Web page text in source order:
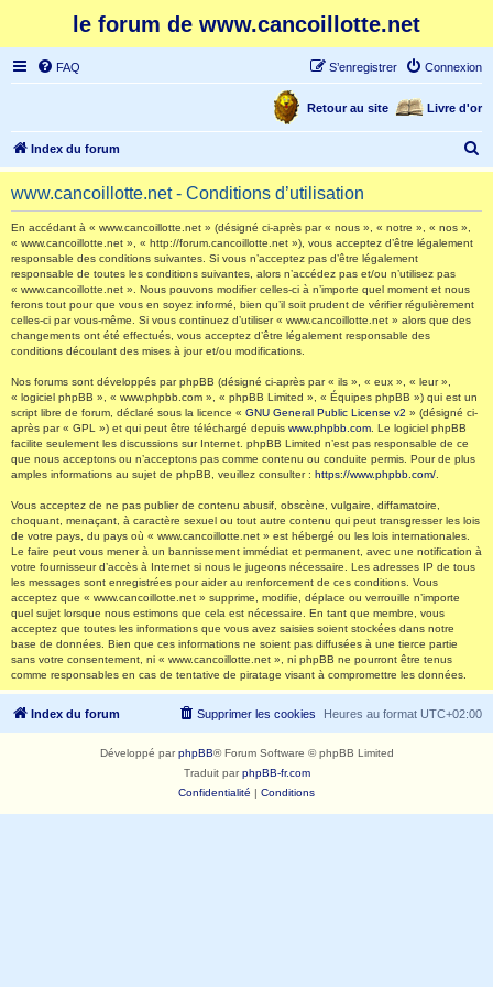
le forum de www.cancoillotte.net
FAQ Connexion
S’enregistrer
Livre d'or
Retour au site
Index du forum
e
www.cancoillotte.net - Conditions d’utilisation
En accédant à « www.cancoillotte.net » (désigné ci-après par « nous », « notre », « nos »,
« www.cancoillotte.net », « http://forum.cancoillotte.net »), vous acceptez d’être légalement
responsable des conditions suivantes. Si vous n’acceptez pas d’être légalement
responsable de toutes les conditions suivantes, alors n’accédez pas et/ou n’utilisez pas
« www.cancoillotte.net ». Nous pouvons modifier celles-ci à n’importe quel moment et nous
ferons tout pour que vous en soyez informé, bien qu’il soit prudent de vérifier régulièrement
celles-ci par vous-même. Si vous continuez d’utiliser « www.cancoillotte.net » alors que des
changements ont été effectués, vous acceptez d’être légalement responsable des
conditions découlant des mises à jour et/ou modifications.
Nos forums sont développés par phpBB (désigné ci-après par « ils », « eux », « leur »,
« logiciel phpBB », « www.phpbb.com », « phpBB Limited », « Équipes phpBB ») qui est un
script libre de forum, déclaré sous la licence « GNU General Public License v2 » (désigné ci-
après par « GPL ») et qui peut être téléchargé depuis www.phpbb.com . Le logiciel phpBB
facilite seulement les discussions sur Internet. phpBB Limited n’est pas responsable de ce
que nous acceptons ou n’acceptons pas comme contenu ou conduite permis. Pour de plus
amples informations au sujet de phpBB, veuillez consulter : https://www.phpbb.com/
Vous acceptez de ne pas publier de contenu abusif, obscène, vulgaire, diffamatoire,
choquant, menaçant, à caractère sexuel ou tout autre contenu qui peut transgresser les lois
de votre pays, du pays où « www.cancoillotte.net » est hébergé ou les lois internationales.
Le faire peut vous mener à un bannissement immédiat et permanent, avec une notification à
votre fournisseur d’accès à Internet si nous le jugeons nécessaire. Les adresses IP de tous
les messages sont enregistrées pour aider au renforcement de ces conditions. Vous
acceptez que « www.cancoillotte.net » supprime, modifie, déplace ou verrouille n’importe
quel sujet lorsque nous estimons que cela est nécessaire. En tant que membre, vous
acceptez que toutes les informations que vous avez saisies soient stockées dans notre
base de données. Bien que ces informations ne soient pas diffusées à une tierce partie
sans votre consentement, ni « www.cancoillotte.net », ni phpBB ne pourront être tenus
comme responsables en cas de tentative de piratage visant à compromettre les données.
Index du forum Heures au format UTC+02:00
Supprimer les cookies
Développé parphpBB® Forum Software © phpBB Limited
Traduit parphpBB-fr.com
Confidentialité | Conditions